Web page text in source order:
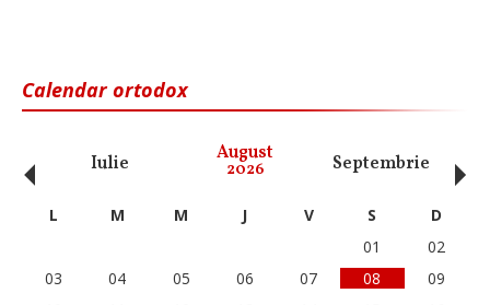
Calendar ortodox
Iulie August
2026 Septembrie
‹ L M M J V S
D
01
02
03
04 05 06 07 08
09